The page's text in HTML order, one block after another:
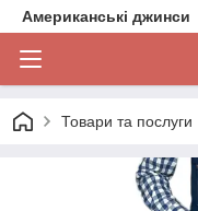
Американські джинси
Товари та послуги